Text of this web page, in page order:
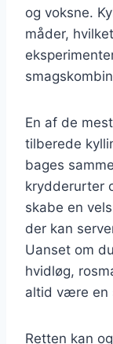
og voksne.
måder,
En af de
tilberede
bages
krydderurter
skabe en
der kan
Uanset om
hvidløg,
altid være en
Retten kan